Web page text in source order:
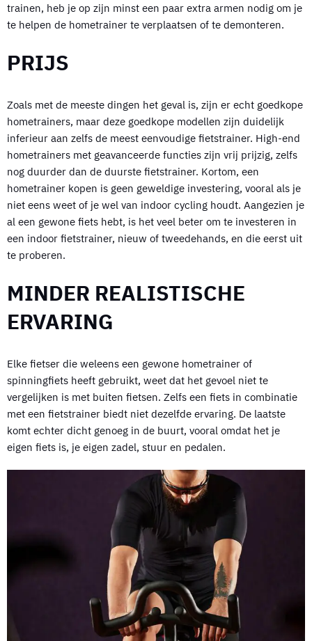
trainen, heb je op zijn minst een paar extra armen nodig om je
te helpen de hometrainer te verplaatsen of te demonteren.
PRIJS
Zoals met de meeste dingen het geval is, zijn er echt goedkope
hometrainers, maar deze goedkope modellen zijn duidelijk
inferieur aan zelfs de meest eenvoudige fietstrainer. High-end
hometrainers met geavanceerde functies zijn vrij prijzig, zelfs
nog duurder dan de duurste fietstrainer. Kortom, een
hometrainer kopen is geen geweldige investering, vooral als je
niet eens weet of je wel van indoor cycling houdt. Aangezien je
al een gewone fiets hebt, is het veel beter om te investeren in
een indoor fietstrainer, nieuw of tweedehands, en die eerst uit
te proberen.
MINDER REALISTISCHE
ERVARING
Elke fietser die weleens een gewone hometrainer of
spinningfiets heeft gebruikt, weet dat het gevoel niet te
vergelijken is met buiten fietsen. Zelfs een fiets in combinatie
met een fietstrainer biedt niet dezelfde ervaring. De laatste
komt echter dicht genoeg in de buurt, vooral omdat het je
eigen fiets is, je eigen zadel, stuur en pedalen.